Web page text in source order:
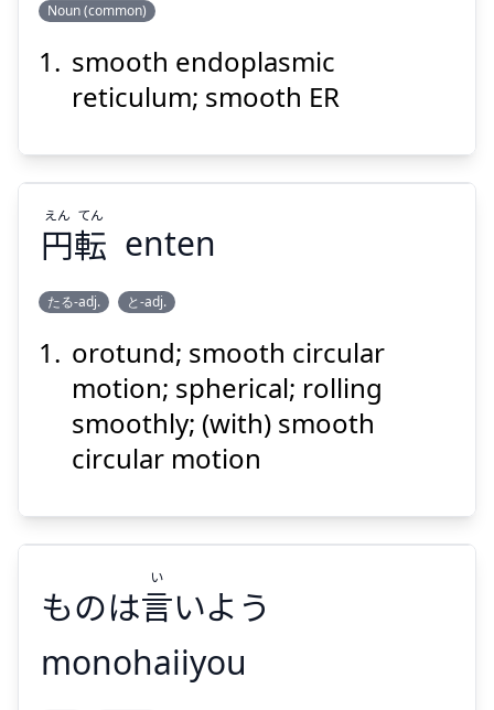
Suspend
Noun (common)
smooth endoplasmic
reticulum; smooth ER
円
転
えん
てん
円転
えん てん
enten
たる-adj. と-adj.
orotund; smooth circular
motion; spherical; rolling
smoothly; (with) smooth
circular motion
ものは言いよう
い
monohaiiyou